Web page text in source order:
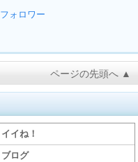
フォロワー
ページの先頭へ ▲
イイね！
ブログ